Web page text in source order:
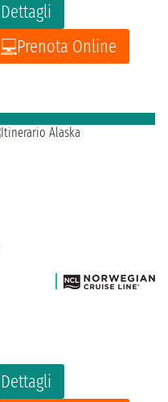
Dettagli
Prenota Online
Dettagli